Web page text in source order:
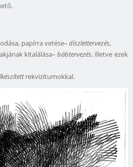
papírra vetése– díszlettervezés,
kitalálása– bábtervezés, illetve ezek
rekvizitumokkal.